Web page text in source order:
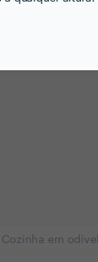
Cozinha em